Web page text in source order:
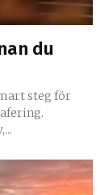
du
steg för